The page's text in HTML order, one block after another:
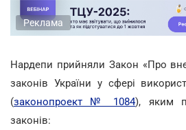
Реклама
Нардепи прийняли Закон «Про
законів України у сфері
(законопроект № 1084), яким
законів: